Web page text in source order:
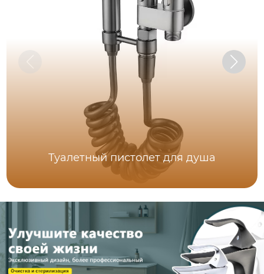
Туалетный пистолет для душа